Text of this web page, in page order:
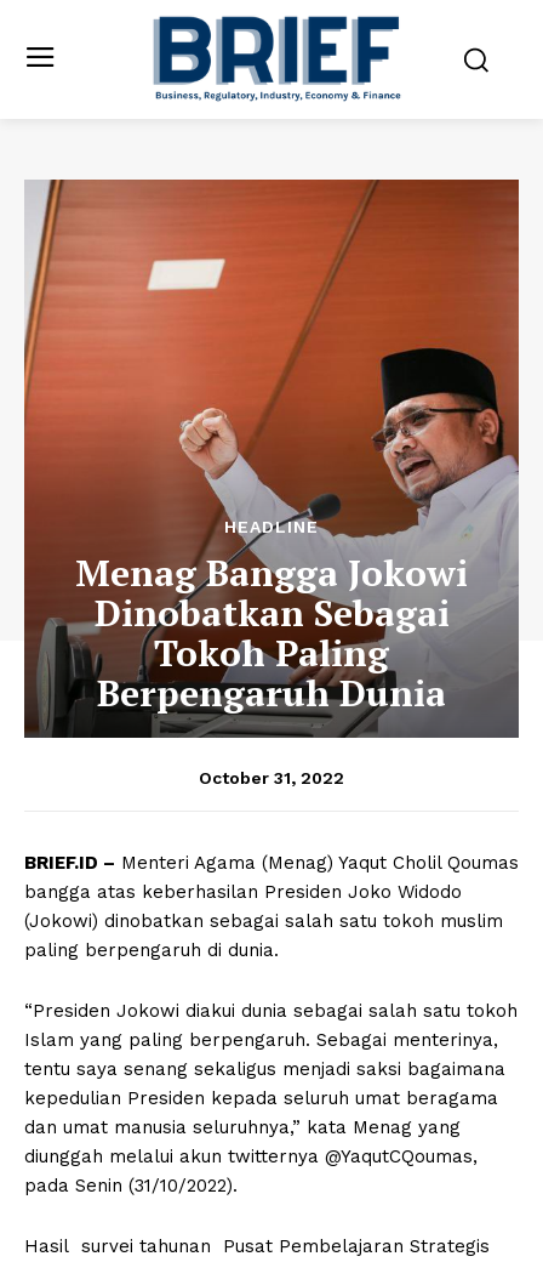
HEADLINE
Menag Bangga Jokowi
Dinobatkan Sebagai
Tokoh Paling
Berpengaruh Dunia
October 31, 2022
BRIEF.ID – Menteri Agama (Menag) Yaqut Cholil Qoumas
bangga atas keberhasilan Presiden Joko Widodo
(Jokowi) dinobatkan sebagai salah satu tokoh muslim
paling berpengaruh di dunia.
“Presiden Jokowi diakui dunia sebagai salah satu tokoh
Islam yang paling berpengaruh. Sebagai menterinya,
tentu saya senang sekaligus menjadi saksi bagaimana
kepedulian Presiden kepada seluruh umat beragama
dan umat manusia seluruhnya,” kata Menag yang
diunggah melalui akun twitternya @YaqutCQoumas,
pada Senin (31/10/2022).
Hasil survei tahunan Pusat Pembelajaran Strategis